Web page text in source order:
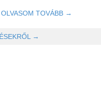
OLVASOM TOVÁBB →
→